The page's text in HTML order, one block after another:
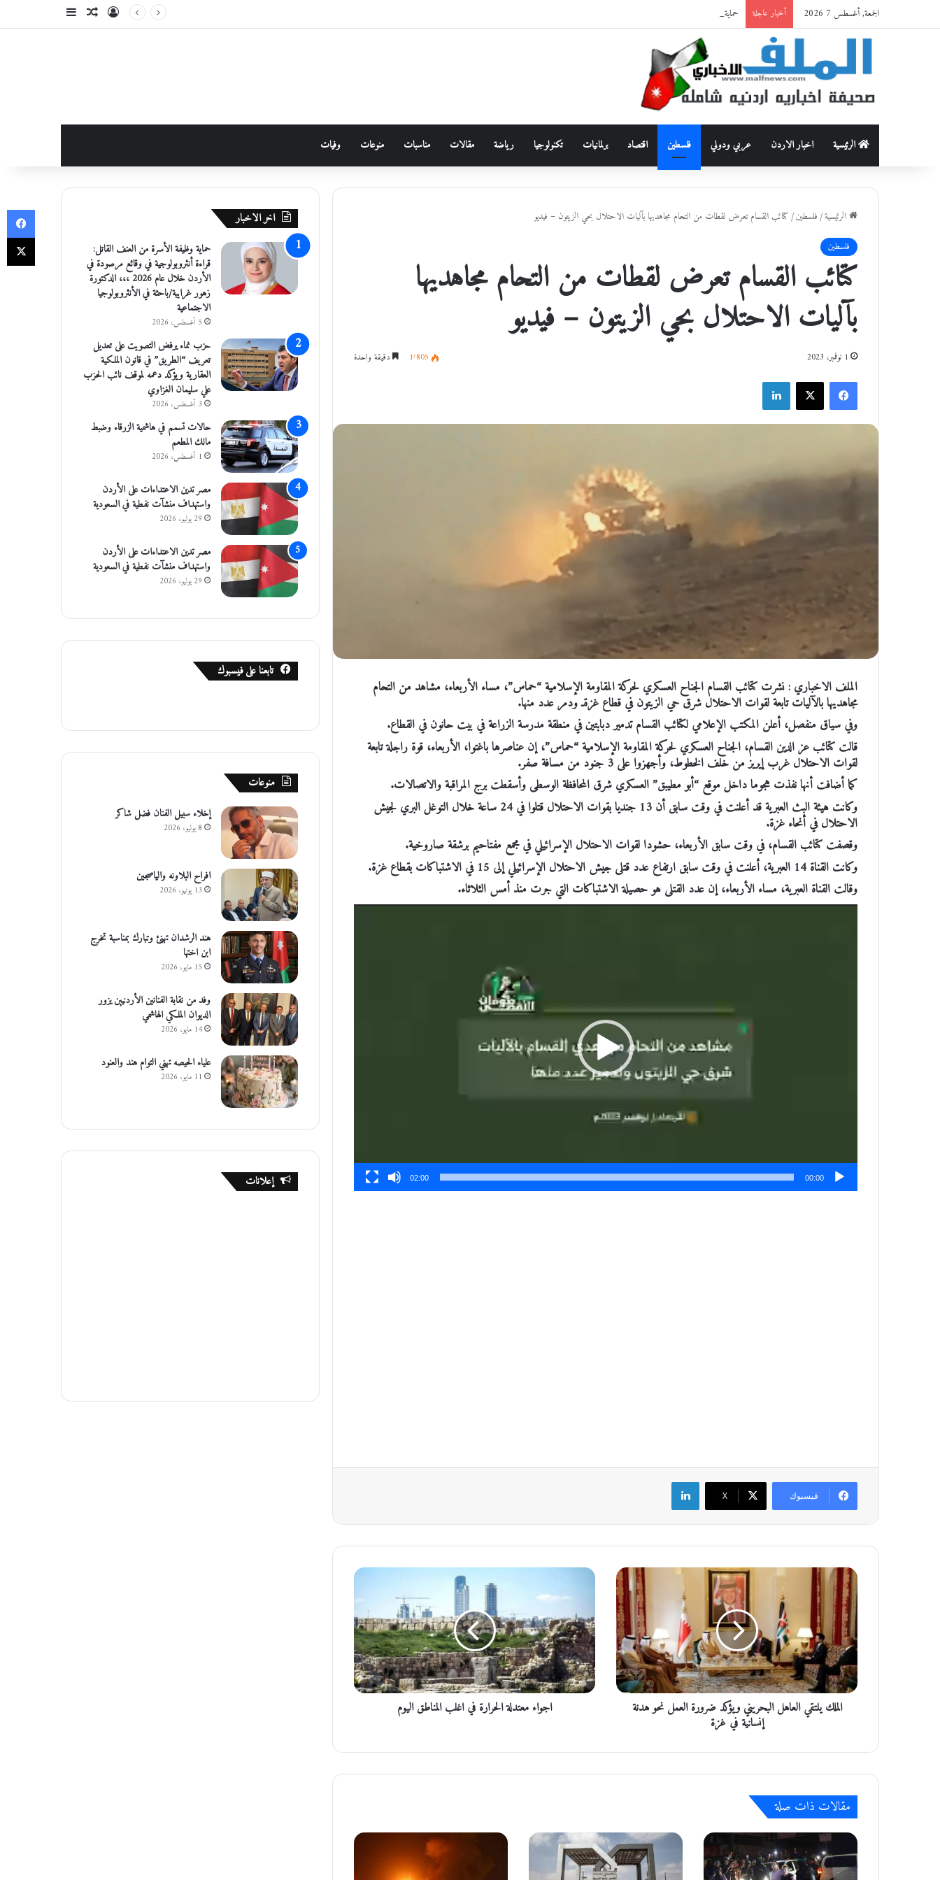
الجمعة, أغسطس 7 2026 أخبار عاجلة حماية وظيفة الأسرة من العنف القاتل: قراءة أنثروبولوجية في وقائع مرصودة في الأردن خلال عام 2026 ،،، الدكتورة زهور غرايبة/باحثة في الأنثروبولوجيا الاجتماعية تسجيل الدخولمقال عشوائي
الرئيسية اخبار الاردن عربي ودولي فلسطين اقتصاد برلمانيات تكنولوجيا رياضة مقالات مناسبات منوعات وفيات
الرئيسية/فلسطين/كتائب القسام تعرض لقطات من التحام مجاهديها بآليات الاحتلال بحي الزيتون – فيديو
فلسطين
كتائب القسام تعرض لقطات من التحام مجاهديها
بآليات الاحتلال بحي الزيتون – فيديو
1 نوفمبر، 2023 1٬805 دقيقة واحدة
فيسبوك
الملف الاخباري : نشرت كتائب القسام الجناح العسكري لحركة المقاومة الإسلامية “حماس”، مساء الأربعاء، مشاهد من التحام
مجاهديها بالآليات تابعة لقوات الاحتلال شرق حي الزيتون في قطاع غزةـ ودمر عدد منها.
وفي سياق منفصل، أعلن المكتب الإعلامي لكتائب القسام تدمير دبابتين في منطقة مدرسة الزراعة في بيت حانون في القطاع.
قالت كتائب عز الدين القسام، الجناح العسكري لحركة المقاومة الإسلامية “حماس”، إن عناصرها باغتوا، الأربعاء، قوة راجلة تابعة
لقوات الاحتلال غرب إيريز من خلف الخطوط، وأجهزوا على 3 جنود من مسافة صفر.
كما أضافت أنها نفذت هجوما داخل موقع “أبو مطيبق” العسكري شرق المحافظة الوسطى وأسقطت برج المراقبة والاتصالات.
وكانت هيئة البث العبرية قد أعلنت في وقت سابق أن 13 جنديا بقوات الاحتلال قتلوا في 24 ساعة خلال التوغل البري لجيش
الاحتلال في أنحاء غزة.
وقصفت كتائب القسام، في وقت سابق الأربعاء، حشودا لقوات الاحتلال الإسرائيلي في مجمع مفتاحيم برشقة صاروخية.
وكانت القناة 14 العبرية، أعلنت في وقت سابق ارتفاع عدد قتلى جيش الاحتلال الإسرائيلي إلى 15 في الاشتباكات بقطاع غزة.
وقالت القناة العبرية، مساء الأربعاء، إن عدد القتلى هو حصيلة الاشتباكات التي جرت منذ أمس الثلاثاء.
مشغل
00:00
02:00
فيسبوك ‫X
ا
ل
م
ل
ك
ي
ل
ت
ق
ع
ل
ب
ح
ر
الملك يلتقي العاهل البحريني ويؤكد ضرورة العمل نحو هدنة
إنسانية في غزة
ا
ا
ء
م
ع
ت
د
ل
ف
ي
ا
اجواء معتدلة الحرارة في اغلب المناطق اليوم
مقالات ذات صلة
اخر الاخبار
حماية وظيفة الأسرة من العنف القاتل:
قراءة أنثروبولوجية في وقائع مرصودة في
الأردن خلال عام 2026 ،،، الدكتورة
زهور غرايبة/باحثة في الأنثروبولوجيا
الاجتماعية
5 أغسطس، 2026
حزب نماء يرفض التصويت على تعديل
تعريف “الطريق” في قانون الملكية
العقارية ويؤكد دعمه لموقف نائب الحزب
علي سليمان الغزاوي
3 أغسطس، 2026
حالات تسمم في هاشمية الزرقاء وضبط
مالك المطعم
1 أغسطس، 2026
مصر تدين الاعتداءات على الأردن
واستهداف منشآت نفطية في السعودية
29 يوليو، 2026
مصر تدين الاعتداءات على الأردن
واستهداف منشآت نفطية في السعودية
29 يوليو، 2026
تابعنا على فيسبوك
منوعات
إخلاء سبيل الفنان فضل شاكر
8 يوليو، 2026
افراح البلاونه والياصجين
13 يونيو، 2026
هند الرشدان تهنئ وتبارك بمناسبة تخرج
ابن اختها
15 مايو، 2026
وفد من نقابة الفنانين الأردنيين يزور
الديوان الملكي الهاشمي
14 مايو، 2026
علياء الحيصه تهني التوام هند والعنود
11 مايو، 2026
إعلانات